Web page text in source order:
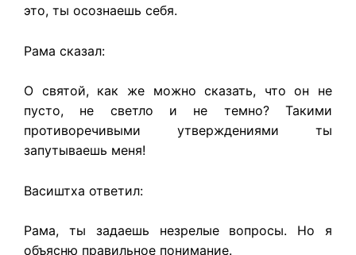
это, ты осознаешь себя.
Рама сказал:
О святой, как же можно сказать, что он не
пусто, не светло и не темно? Такими
противоречивыми утверждениями ты
запутываешь меня!
Васиштха ответил:
Рама, ты задаешь незрелые вопросы. Но я
объясню правильное понимание.